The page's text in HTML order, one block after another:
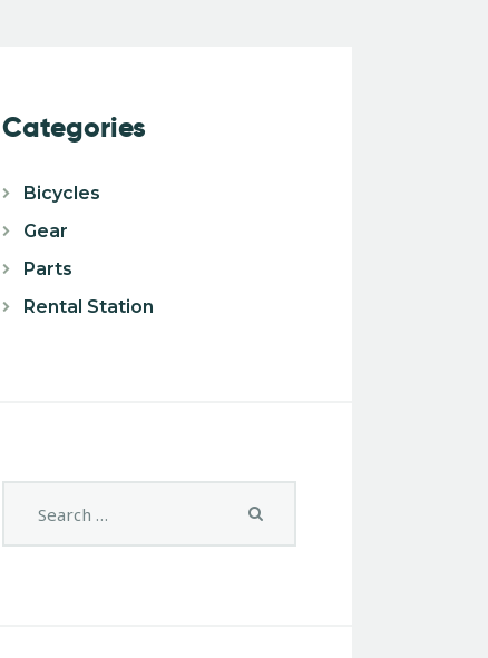
Categories
Bicycles
Gear
Parts
Rental Station